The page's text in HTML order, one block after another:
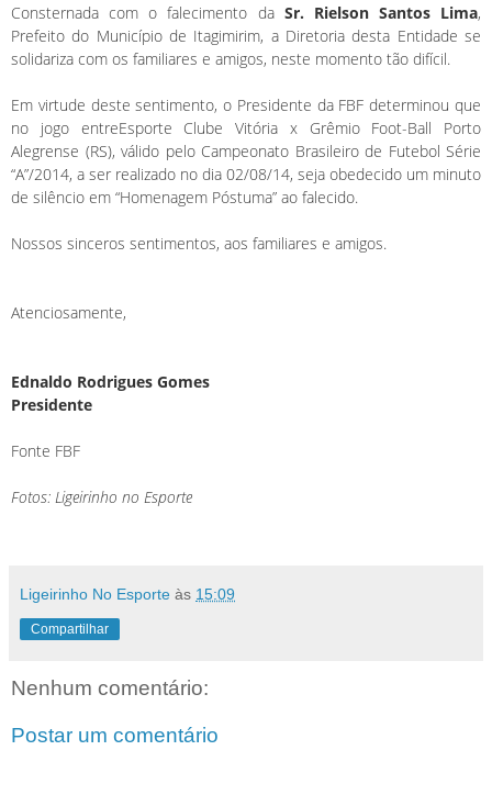
Consternada com o falecimento da Sr. Rielson Santos Lima,
Prefeito do Município de Itagimirim, a Diretoria desta Entidade se
solidariza com os familiares e amigos, neste momento tão difícil.
Em virtude deste sentimento, o Presidente da FBF determinou que
no jogo entreEsporte Clube Vitória x Grêmio Foot-Ball Porto
Alegrense (RS), válido pelo Campeonato Brasileiro de Futebol Série
“A”/2014, a ser realizado no dia 02/08/14, seja obedecido um minuto
de silêncio em “Homenagem Póstuma” ao falecido.
Nossos sinceros sentimentos, aos familiares e amigos.
Atenciosamente,
Ednaldo Rodrigues Gomes
Presidente
Fonte FBF
Fotos: Ligeirinho no Esporte
Ligeirinho No Esporte às 15:09
Compartilhar
Nenhum comentário:
Postar um comentário